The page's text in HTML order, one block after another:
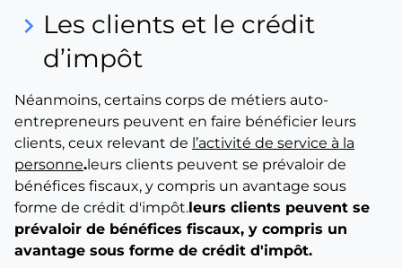
keyboard_arrow_right Les clients et le crédit
d’impôt
Néanmoins, certains corps de métiers auto-
entrepreneurs peuvent en faire bénéficier leurs
clients, ceux relevant de l’activité de service à la
personne. leurs clients peuvent se prévaloir de
bénéfices fiscaux, y compris un avantage sous
forme de crédit d'impôt.leurs clients peuvent se
prévaloir de bénéfices fiscaux, y compris un
avantage sous forme de crédit d'impôt.